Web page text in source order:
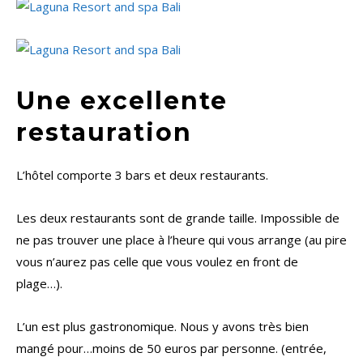
Une excellente
restauration
L’hôtel comporte 3 bars et deux restaurants.
Les deux restaurants sont de grande taille. Impossible de
ne pas trouver une place à l’heure qui vous arrange (au pire
vous n’aurez pas celle que vous voulez en front de
plage…).
L’un est plus gastronomique. Nous y avons très bien
mangé pour…moins de 50 euros par personne. (entrée,